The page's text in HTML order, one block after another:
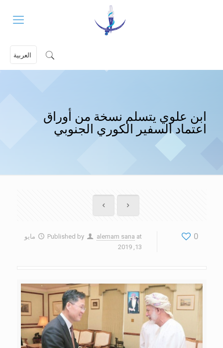
العربية
ابن علوي يتسلم نسخة من أوراق
اعتماد السفير الكوري الجنوبي
0
Published by alemam sana at
مايو
13, 2019